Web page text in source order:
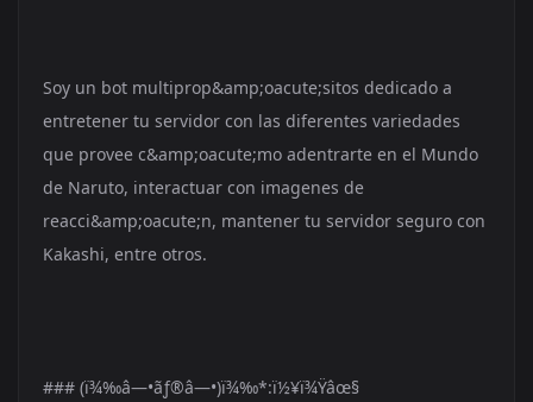
Soy un bot multiprop&amp;oacute;sitos dedicado a
entretener tu servidor con las diferentes variedades
que provee c&amp;oacute;mo adentrarte en el Mundo
de Naruto, interactuar con imagenes de
reacci&amp;oacute;n, mantener tu servidor seguro con
Kakashi, entre otros.
### (ï¾‰â—•ãƒ®â—•)ï¾‰*:ï½¥ï¾Ÿâœ§